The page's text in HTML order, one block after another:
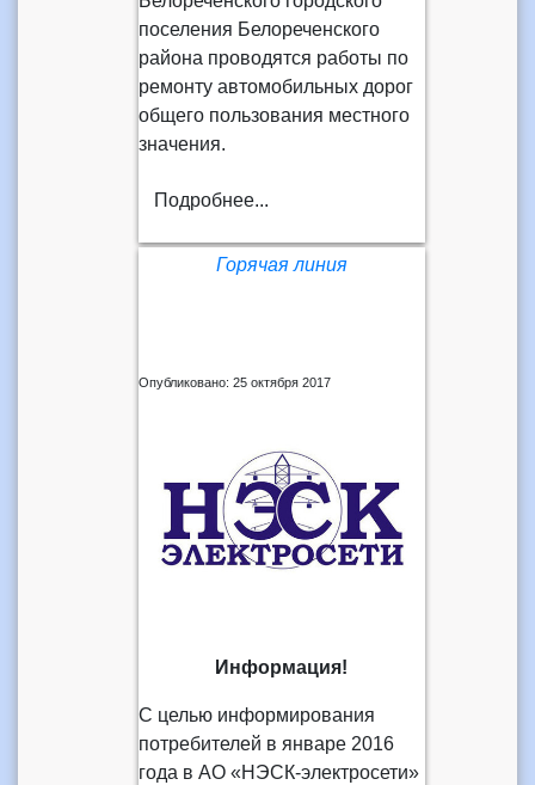
поселения Белореченского
района проводятся работы по
ремонту автомобильных дорог
общего пользования местного
значения.
Подробнее...
Горячая линия
Опубликовано: 25 октября 2017
Информация!
С целью информирования
потребителей в январе 2016
года в АО «НЭСК-электросети»